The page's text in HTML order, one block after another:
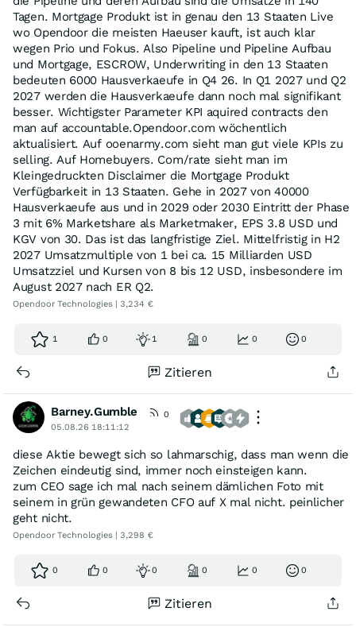
Tagen. Mortgage Produkt ist in genau den 13 Staaten Live
wo Opendoor die meisten Haeuser kauft, ist auch klar
wegen Prio und Fokus. Also Pipeline und Pipeline Aufbau
und Mortgage, ESCROW, Underwriting in den 13 Staaten
bedeuten 6000 Hausverkaeufe in Q4 26. In Q1 2027 und Q2
2027 werden die Hausverkaeufe dann noch mal signifikant
besser. Wichtigster Parameter KPI aquired contracts den
man auf accountable.Opendoor.com wöchentlich
aktualisiert. Auf ooenarmy.com sieht man gut viele KPIs zu
selling. Auf Homebuyers. Com/rate sieht man im
Kleingedruckten Disclaimer die Mortgage Produkt
Verfügbarkeit in 13 Staaten. Gehe in 2027 von 40000
Hausverkaeufe aus und in 2029 oder 2030 Eintritt der Phase
3 mit 6% Marketshare als Marketmaker, EPS 3.8 USD und
KGV von 30. Das ist das langfristige Ziel. Mittelfristig in H2
2027 Umsatzmultiple von 1 bei ca. 15 Milliarden USD
Umsatzziel und Kursen von 8 bis 12 USD, insbesondere im
August 2027 nach ER Q2.
Opendoor Technologies | 3,234 €
1 0 1 0 0 0
Zitieren
Barney.Gumble
0
05.08.26 18:11:12
diese Aktie bewegt sich so lahmarschig, dass man wenn die
Zeichen eindeutig sind, immer noch einsteigen kann.
zum CEO sage ich mal nach seinem dämlichen Foto mit
seinem in grün gewandeten CFO auf X mal nicht. peinlicher
geht nicht.
Opendoor Technologies | 3,298 €
0 0 0 0 0 0
Zitieren